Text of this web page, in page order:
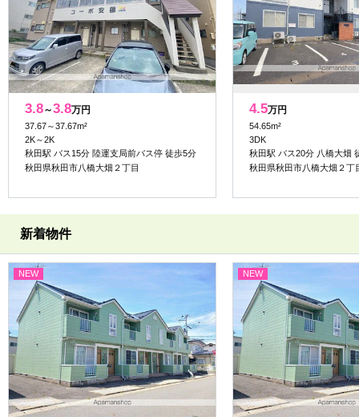
3.8～3.8万円
37.67～37.67m²
2K～2K
秋田駅 バス15分 陸運支局前バス停 徒歩5分
秋田県秋田市八橋大畑２丁目
4.5万円
54.65m²
3DK
秋田駅 バス20分 八橋大畑
秋田県秋田市八橋大畑２丁
新着物件
NEW NEW